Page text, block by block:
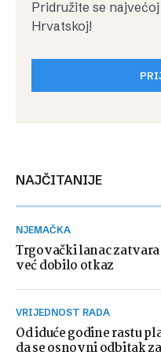
Pridružite se
Hrvatskoj!
NAJČITANIJE
NJEMAČKA
Trgovački lanac
već dobilo otkaz
VRIJEDNOST RADA
Od iduće godine rastu
da se osnovni odbitak